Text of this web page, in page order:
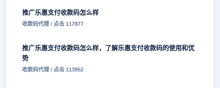
推广乐惠支付收款码怎么样
收款码代理 / 点击 117877
推广乐惠支付收款码怎么样，了解乐惠支付收款码的使用和优
势
收款码代理 / 点击 113952